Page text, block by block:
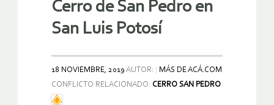
Cerro de San Pedro en
San Luis Potosí
18 NOVIEMBRE, 2019 AUTOR:
MÁS DE ACÁ.COM
CONFLICTO RELACIONADO: CERRO SAN PEDRO